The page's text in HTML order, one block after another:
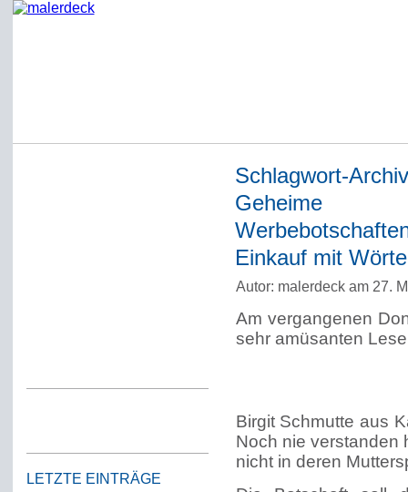
LETZTE EINTRÄGE
Schlagwort-
Geheime
Einkauf mit
Autor: malerdeck am 27.
Am vergangenen
sehr amüsanten
Birgit Schmutte aus
Noch nie verstanden
nicht in deren